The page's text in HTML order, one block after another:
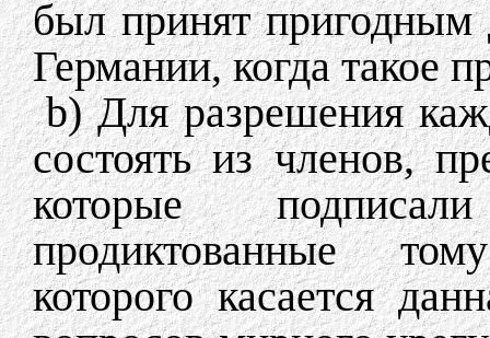
был принят пригодным
Германии, когда такое
b) Для разрешения
состоять из членов,
которые
продиктованные
которого касается